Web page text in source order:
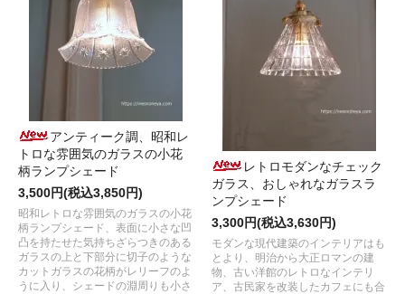
アンティーク調、昭和レ
トロな雰囲気のガラスの小花
柄ランプシェード
3,500円(税込3,850円)
昭和レトロな雰囲気のガラスの小花
柄ランプシェード、表面に小さな凹
凸を持たせた気持ちざらつきのある
ガラスの上と下部分に切子のような
カットガラスの花柄がレリーフのよ
うに入り、シェードの淵周りも小さ
レトロモダンなチェック
ガラス、おしゃれなガラスラ
ンプシェード
3,300円(税込3,630円)
モダンな現代建築のインテリアはも
とより、明治から大正ロマンの建
物、古い洋館のレトロなインテリ
ア、古民家を改装したカフェにも合